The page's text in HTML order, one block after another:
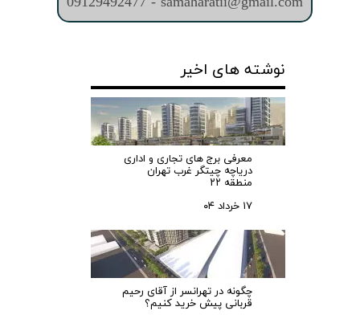
نوشته های اخیر
معرفی برج های تجاری و اداری
دریاچه چیتگر غرب تهران
منطقه ۲۲
۱۷ خرداد ۰۴
چگونه در تهرانسر از آقای رحیم
قربانی پیش خرید کنیم؟